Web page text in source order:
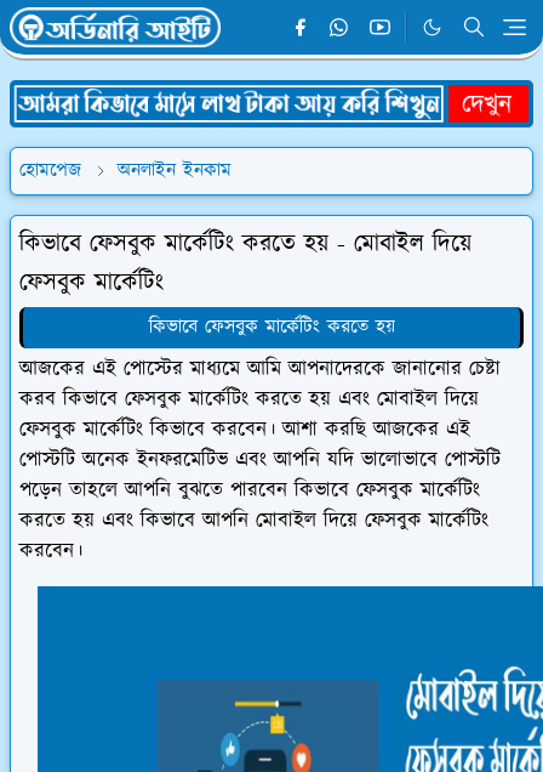
হোমপেজ অনলাইন ইনকাম
কিভাবে ফেসবুক মার্কেটিং করতে হয় - মোবাইল দিয়ে
ফেসবুক মার্কেটিং
কিভাবে ফেসবুক মার্কেটিং করতে হয়
আজকের এই পোস্টের মাধ্যমে আমি আপনাদেরকে জানানোর চেষ্টা
করব কিভাবে ফেসবুক মার্কেটিং করতে হয় এবং মোবাইল দিয়ে
ফেসবুক মার্কেটিং কিভাবে করবেন। আশা করছি আজকের এই
পোস্টটি অনেক ইনফরমেটিভ এবং আপনি যদি ভালোভাবে পোস্টটি
পড়েন তাহলে আপনি বুঝতে পারবেন কিভাবে ফেসবুক মার্কেটিং
করতে হয় এবং কিভাবে আপনি মোবাইল দিয়ে ফেসবুক মার্কেটিং
করবেন।